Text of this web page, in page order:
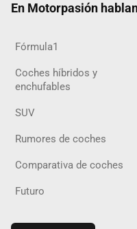
En Motorpasión
Fórmula1
Coches híbridos y
enchufables
SUV
Rumores de coches
Comparativa de coches
Futuro